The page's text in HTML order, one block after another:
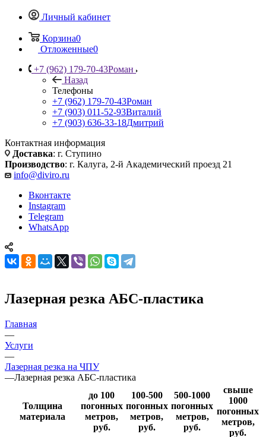
Личный кабинет
Корзина0
Отложенные0
+7 (962) 179-70-43Роман
Назад
Телефоны
+7 (962) 179-70-43Роман
+7 (903) 011-52-93Виталий
+7 (903) 636-33-18Дмитрий
Контактная информация
Доставка: г. Ступино
Производство: г. Калуга, 2-й Академический проезд 21
info@diviro.ru
Вконтакте
Instagram
Telegram
WhatsApp
Лазерная резка АБС-пластика
Главная
—
Услуги
—
Лазерная резка на ЧПУ
—Лазерная резка АБС-пластика
Толщина
материала
до 100
погонных
метров,
руб.
100-500
погонных
метров,
руб.
500-1000
погонных
метров,
руб.
свыше
1000
погонных
метров,
руб.